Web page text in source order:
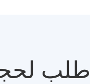
طلب